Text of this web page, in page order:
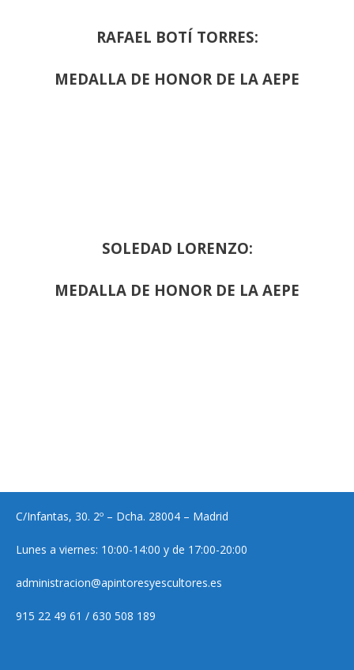
RAFAEL BOTÍ TORRES:
MEDALLA DE HONOR DE LA AEPE
SOLEDAD LORENZO:
MEDALLA DE HONOR DE LA AEPE
C/Infantas, 30. 2º – Dcha. 28004 – Madrid
Lunes a viernes: 10:00-14:00 y de 17:00-20:00
administracion@apintoresyescultores.es
915 22 49 61 / 630 508 189